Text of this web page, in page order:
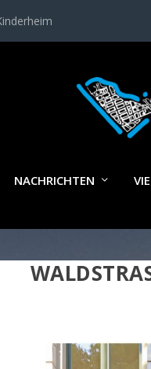
NACHRICHTEN